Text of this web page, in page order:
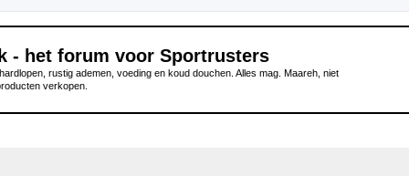
- het forum voor Sportrusters
rustig ademen, voeding en koud douchen. Alles mag. Maareh, niet
verkopen.